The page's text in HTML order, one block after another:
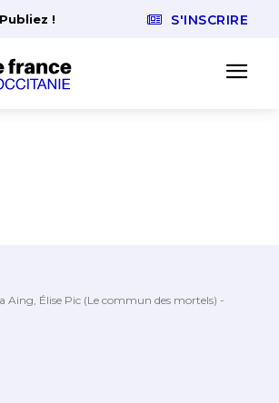
Publiez ! S'INSCRIRE
Aing, Élise Pic (Le commun des mortels) -